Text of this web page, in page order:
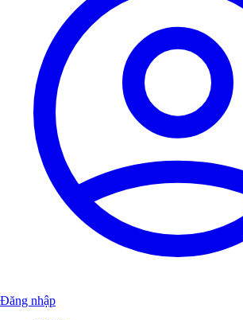
Đăng nhập